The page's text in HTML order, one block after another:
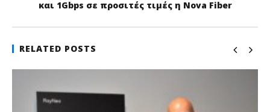
και 1Gbps σε προσιτές τιμές η Nova Fiber
RELATED POSTS